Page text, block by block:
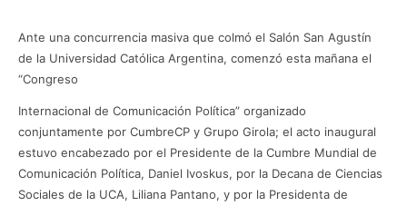
Ante una concurrencia masiva que colmó el Salón San Agustín
de la Universidad Católica Argentina, comenzó esta mañana el
“Congreso
Internacional de Comunicación Política” organizado
conjuntamente por CumbreCP y Grupo Girola; el acto inaugural
estuvo encabezado por el Presidente de la Cumbre Mundial de
Comunicación Política, Daniel Ivoskus, por la Decana de Ciencias
Sociales de la UCA, Liliana Pantano, y por la Presidenta de